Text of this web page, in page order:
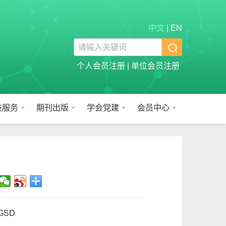
中文 EN

个人会员注册| 单位会员注册
服务 期刊出版 学会党建 会员中心